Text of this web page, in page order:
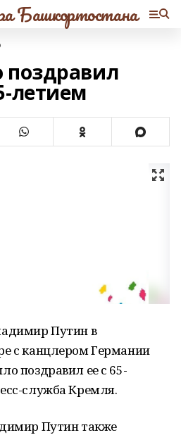
Башкортостана
поздравил
летием
Путин в
с канцлером Германии
поздравил ее с 65-
служба Кремля.
Путин также